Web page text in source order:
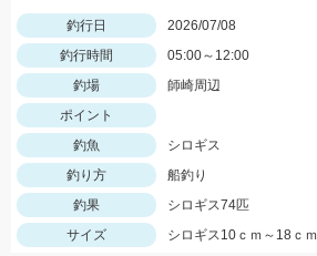
釣行日
2026/07/08
釣行時間
05:00～12:00
釣場
師崎周辺
ポイント
釣魚
シロギス
釣り方
船釣り
釣果
シロギス74匹
サイズ
シロギス10ｃｍ～18ｃｍ